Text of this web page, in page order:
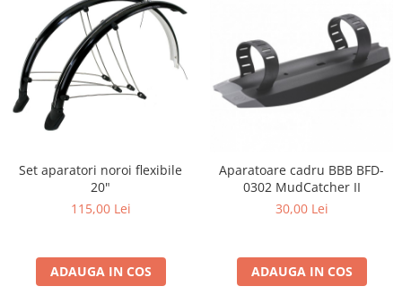
Set aparatori noroi flexibile
20"
115,00 Lei
ADAUGA IN COS
Aparatoare cadru BBB BFD-
0302 MudCatcher II
30,00 Lei
ADAUGA IN COS